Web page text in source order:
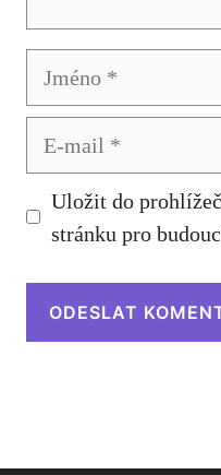
Jméno
Uložit do
stránku pro